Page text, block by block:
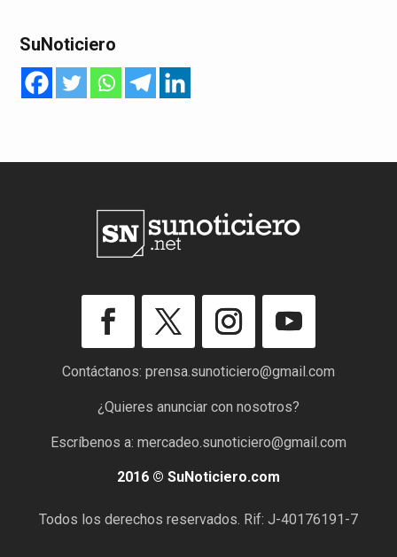
SuNoticiero
Contáctanos: prensa.sunoticiero@gmail.com
¿Quieres anunciar con nosotros?
Escríbenos a: mercadeo.sunoticiero@gmail.com
2016 © SuNoticiero.com
Todos los derechos reservados. Rif: J-40176191-7